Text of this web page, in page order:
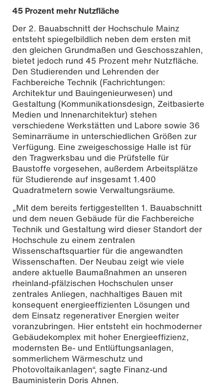
45 Prozent mehr Nutzfläche
Der 2. Bauabschnitt der Hochschule Mainz
entsteht spiegelbildlich neben dem ersten mit
den gleichen Grundmaßen und Geschosszahlen,
bietet jedoch rund 45 Prozent mehr Nutzfläche.
Den Studierenden und Lehrenden der
Fachbereiche Technik (Fachrichtungen:
Architektur und Bauingenieurwesen) und
Gestaltung (Kommunikationsdesign, Zeitbasierte
Medien und Innenarchitektur) stehen
verschiedene Werkstätten und Labore sowie 36
Seminarräume in unterschiedlichen Größen zur
Verfügung. Eine zweigeschossige Halle ist für
den Tragwerksbau und die Prüfstelle für
Baustoffe vorgesehen, außerdem Arbeitsplätze
für Studierende auf insgesamt 1.400
Quadratmetern sowie Verwaltungsräume.
„Mit dem bereits fertiggestellten 1. Bauabschnitt
und dem neuen Gebäude für die Fachbereiche
Technik und Gestaltung wird dieser Standort der
Hochschule zu einem zentralen
Wissenschaftsquartier für die angewandten
Wissenschaften. Der Neubau zeigt wie viele
andere aktuelle Baumaßnahmen an unseren
rheinland-pfälzischen Hochschulen unser
zentrales Anliegen, nachhaltiges Bauen mit
konsequent energieeffizienten Lösungen und
dem Einsatz regenerativer Energien weiter
voranzubringen. Hier entsteht ein hochmoderner
Gebäudekomplex mit hoher Energieeffizienz,
modernsten Be- und Entlüftungsanlagen,
sommerlichem Wärmeschutz und
Photovoltaikanlagen“, sagte Finanz-und
Bauministerin Doris Ahnen.